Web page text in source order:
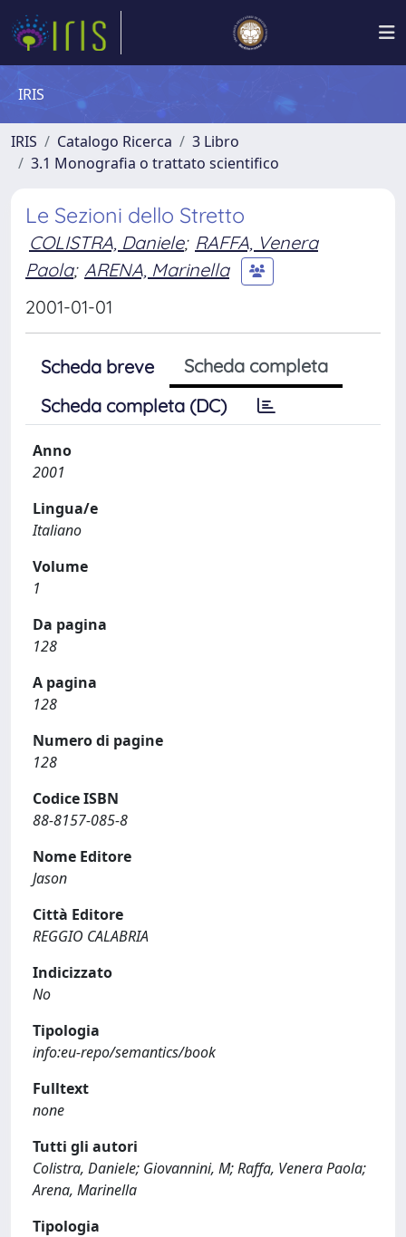
IRIS
IRIS Catalogo Ricerca
3 Libro
3.1 Monografia o trattato scientifico
Le Sezioni dello Stretto
COLISTRA, Daniele; RAFFA, Venera
Paola; ARENA, Marinella
2001-01-01
Scheda breve
Scheda completa
Scheda completa (DC)
Anno
2001
Lingua/e
Italiano
Volume
1
Da pagina
128
A pagina
128
Numero di pagine
128
Codice ISBN
88-8157-085-8
Nome Editore
Jason
Città Editore
REGGIO CALABRIA
Indicizzato
No
Tipologia
info:eu-repo/semantics/book
Fulltext
none
Tutti gli autori
Colistra, Daniele; Giovannini, M; Raffa, Venera Paola;
Arena, Marinella
Tipologia